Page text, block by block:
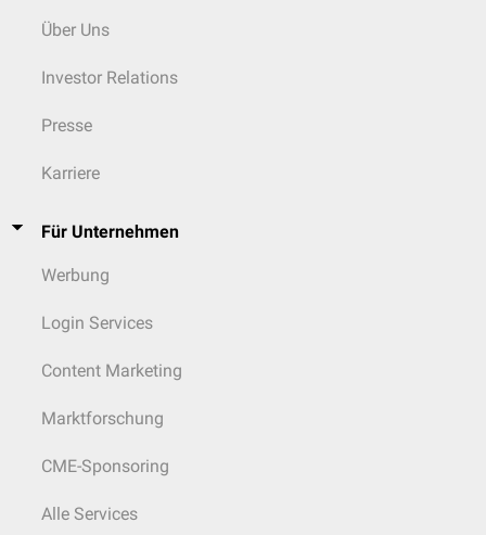
Über Uns
Investor Relations
Presse
Karriere
Für Unternehmen
Werbung
Login Services
Content Marketing
Marktforschung
CME-Sponsoring
Alle Services